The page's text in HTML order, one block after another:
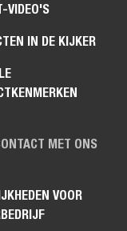
VIDEO'S
IN DE KIJKER
MET ONS
VOOR